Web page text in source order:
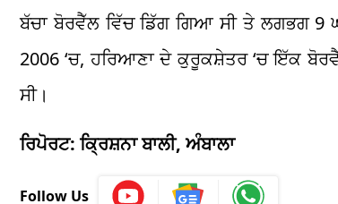
ਬੱਚਾ ਬੋਰਵੈੱਲ ਵਿੱਚ ਡਿੱਗ ਗਿਆ ਸੀ ਤੇ ਲਗਭਗ
2006 ‘ਚ, ਹਰਿਆਣਾ ਦੇ ਕੁਰੂਕਸ਼ੇਤਰ ‘ਚ ਇੱਕ
ਸੀ।
ਰਿਪੋਰਟ: ਕ੍ਰਿਸ਼ਨਾ ਬਾਲੀ, ਅੰਬਾਲਾ
Follow Us